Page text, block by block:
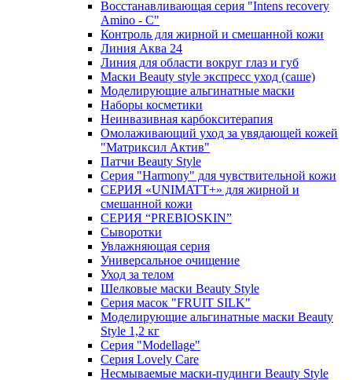
Восстанавливающая серия "Intens recovery
Amino - C"
Контроль для жирной и смешанной кожи
Линия Аква 24
Линия для области вокруг глаз и губ
Маски Beauty style экспресс уход (саше)
Моделирующие альгинатные маски
Наборы косметики
Неинвазивная карбокситерапия
Омолаживающий уход за увядающей кожей
"Матриксил Актив"
Патчи Beauty Style
Серия "Harmony" для чувствительной кожи
СЕРИЯ «UNIMATT+» для жирной и
смешанной кожи
СЕРИЯ “PREBIOSKIN”
Сыворотки
Увлажняющая серия
Универсальное очищение
Уход за телом
Шелковые маски Beauty Style
Серия масок "FRUIT SILK"
Моделирующие альгинатные маски Beauty
Style 1,2 кг
Серия "Modellage"
Cерия Lovely Care
Несмываемые маски-пудинги Beauty Style